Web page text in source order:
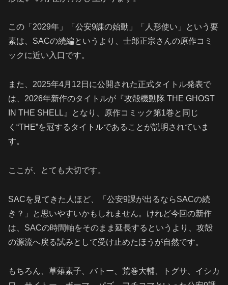
この「2029年」「公安9課の始動」「人形使い」という要
素は、SACの続編というより、士郎正宗さんの原作コミ
ックに近い入口です。
また、2025年4月12日に公開された正式タイトル発表で
は、2026年新作のタイトルが『攻殻機動隊 THE GHOST
IN THE SHELL』となり、原作コミック第1巻と同じ
く“THE”を冠するタイトルであることが説明されていま
す。
ここが、とても大切です。
SACを見てきた人ほど、「公安9課が出るならSACの続
き？」と思いやすいかもしれません。けれど今回の新作
は、SACの時間軸をそのまま延長するというより、攻殻
の源流へ戻る試みとして受け止めたほうが自然です。
もちろん、草薙素子、バトー、荒巻大輔、トグサ、イシカ